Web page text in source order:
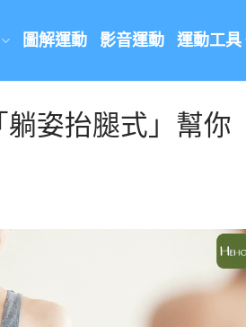
圖解運動 影音運動 運動工具
躺姿抬腿式」幫你